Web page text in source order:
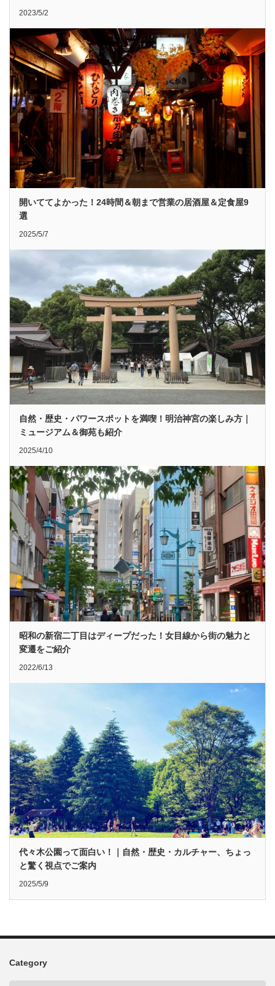
2023/5/2
開いててよかった！24時間＆朝まで営業の居酒屋＆定食屋9
選
2025/5/7
自然・歴史・パワースポットを満喫！明治神宮の楽しみ方｜
ミュージアム＆御苑も紹介
2025/4/10
昭和の新宿二丁目はディープだった！女目線から街の魅力と
変遷をご紹介
2022/6/13
代々木公園って面白い！｜自然・歴史・カルチャー、ちょっ
と驚く視点でご案内
2025/5/9
Category